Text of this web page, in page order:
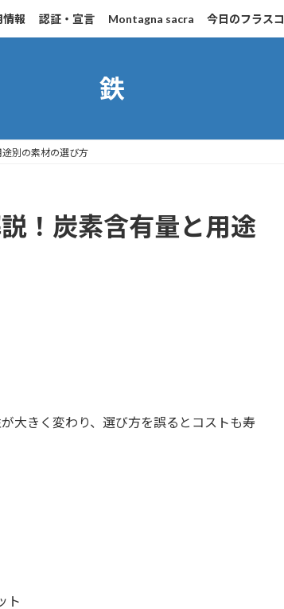
情報 認証・宣言 Montagna sacra 今日のフラスコ
鉄
別の素材の選び方
！炭素含有量と用途
大きく変わり、選び方を誤るとコストも寿
ト